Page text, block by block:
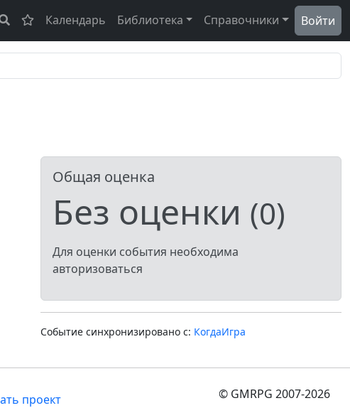
Календарь Библиотека Справочники Войти
Общая оценка
Без оценки (0)
Для оценки события необходима
авторизоваться
Событие синхронизировано с: КогдаИгра
проект © GMRPG 2007-2026